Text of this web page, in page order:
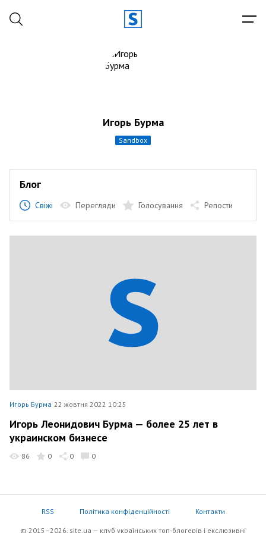
Игорь Бурма
sandbox
Блог
Свіжі Перегляди Голосування Репости
Игорь Бурма 22 жовтня 2022 10:25
Игорь Леонидович Бурма — более 25 лет в
украинском бизнесе
86 0 0 0
RSS Політика конфіденційності Контакти
© 2015–2026, site.ua — клуб українських топ-блогерів i екслюзивнi